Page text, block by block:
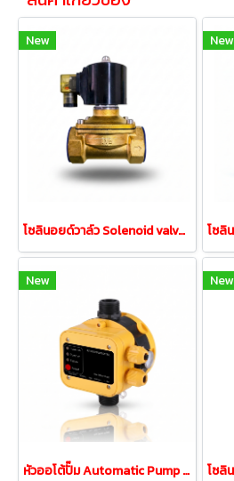
New
โซลินอยด์วาล์ว Solenoid valve Silverter AC220V ขนาด 1-1/2"
New
New
หัวออโต้ปั๊ม Automatic Pump Control 220V AC สีเหลือง
New